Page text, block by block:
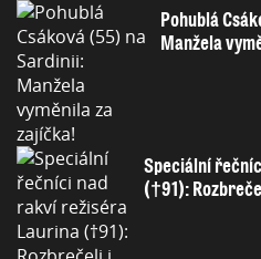
Pohublá
Manžela
Speciální
(†91):